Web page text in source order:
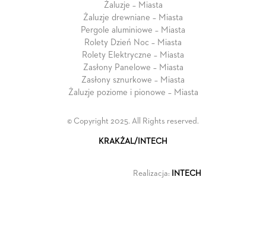
Żaluzje – Miasta
Żaluzje drewniane – Miasta
Pergole aluminiowe – Miasta
Rolety Dzień Noc – Miasta
Rolety Elektryczne – Miasta
Zasłony Panelowe – Miasta
Zasłony sznurkowe – Miasta
Żaluzje poziome i pionowe – Miasta
© Copyright 2025. All Rights reserved.
KRAKŻAL/INTECH
Realizacja: INTECH